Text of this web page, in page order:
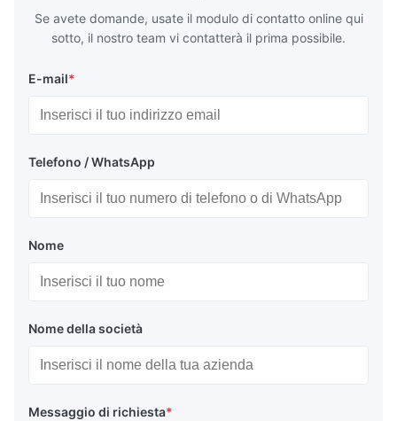
Se avete domande, usate il modulo di contatto online qui
sotto, il nostro team vi contatterà il prima possibile.
E-mail*
Telefono / WhatsApp
Nome
Nome della società
Messaggio di richiesta*